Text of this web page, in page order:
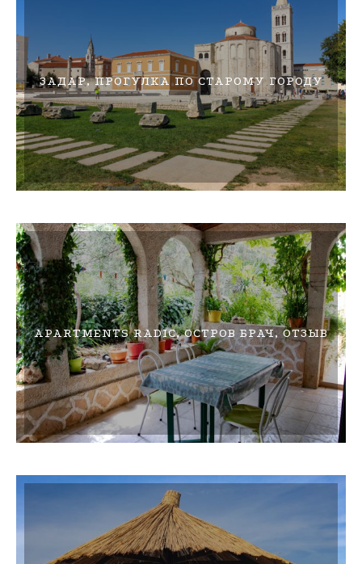
ЗАДАР, ПРОГУЛКА ПО СТАРОМУ ГОРОДУ
APARTMENTS RADIC, ОСТРОВ БРАЧ, ОТЗЫВ